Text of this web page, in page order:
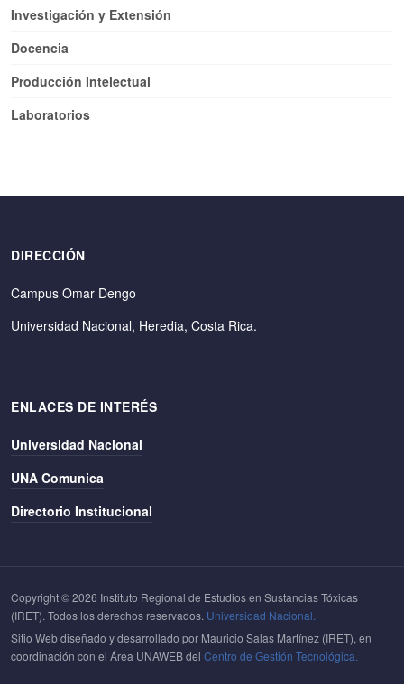
Investigación y Extensión
Docencia
Producción Intelectual
Laboratorios
DIRECCIÓN
Campus Omar Dengo
Universidad Nacional, Heredia, Costa Rica.
ENLACES DE INTERÉS
Universidad Nacional
UNA Comunica
Directorio Institucional
Copyright © 2026 Instituto Regional de Estudios en Sustancias Tóxicas
(IRET). Todos los derechos reservados. Universidad Nacional.
Sitio Web diseñado y desarrollado por Mauricio Salas Martínez (IRET), en
coordinación con el Área UNAWEB del Centro de Gestión Tecnológica.